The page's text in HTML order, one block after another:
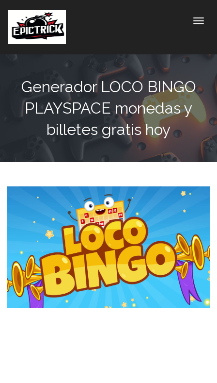
Generador LOCO BINGO
PLAYSPACE monedas y
billetes gratis hoy